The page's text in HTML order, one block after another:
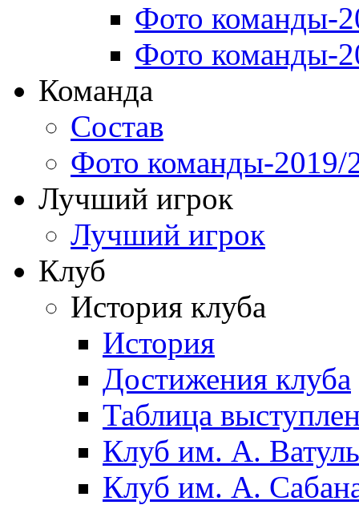
Фото команды-
Фото команды-
Команда
Состав
Фото команды-2019/
Лучший игрок
Лучший игрок
Клуб
История клуба
История
Достижения клуба
Таблица
Клуб им. А.
Клуб им. А.